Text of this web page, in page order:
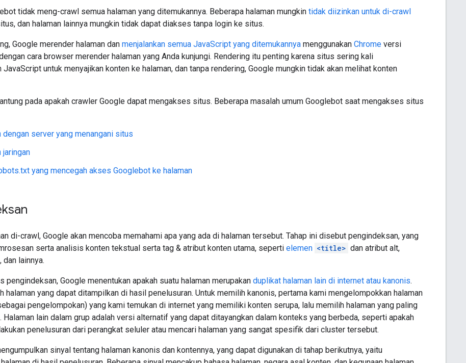
tidak meng-crawl semua halaman yang ditemukannya. Beberapa halaman mungkin tidak diizinkan untuk di-crawl
dan halaman lainnya mungkin tidak dapat diakses tanpa login ke situs.
Google merender halaman dan menjalankan semua JavaScript yang ditemukannya menggunakan Chrome versi
dengan cara browser merender halaman yang Anda kunjungi. Rendering itu penting karena situs sering kali
JavaScript untuk menyajikan konten ke halaman, dan tanpa rendering, Google mungkin tidak akan melihat konten
pada apakah crawler Google dapat mengakses situs. Beberapa masalah umum Googlebot saat mengakses situs
dengan server yang menangani situs
jaringan
yang mencegah akses Googlebot ke halaman
di-crawl, Google akan mencoba memahami apa yang ada di halaman tersebut. Tahap ini disebut pengindeksan, yang
serta analisis konten tekstual serta tag & atribut konten utama, seperti elemen <title> dan atribut alt,
, dan lainnya.
pengindeksan, Google menentukan apakah suatu halaman merupakan duplikat halaman lain di internet atau kanonis.
halaman yang dapat ditampilkan di hasil penelusuran. Untuk memilih kanonis, pertama kami mengelompokkan halaman
pengelompokan) yang kami temukan di internet yang memiliki konten serupa, lalu memilih halaman yang paling
Halaman lain dalam grup adalah versi alternatif yang dapat ditayangkan dalam konteks yang berbeda, seperti apakah
penelusuran dari perangkat seluler atau mencari halaman yang sangat spesifik dari cluster tersebut.
sinyal tentang halaman kanonis dan kontennya, yang dapat digunakan di tahap berikutnya, yaitu